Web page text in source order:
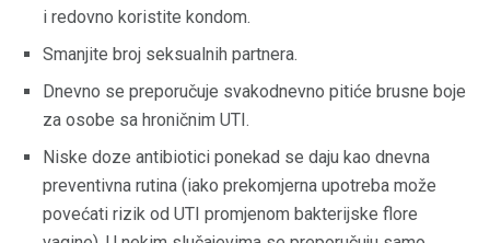
i redovno koristite kondom.
Smanjite broj seksualnih partnera.
Dnevno se preporučuje svakodnevno pitiće brusne boje
za osobe sa hroničnim UTI.
Niske doze antibiotici ponekad se daju kao dnevna
preventivna rutina (iako prekomjerna upotreba može
povećati rizik od UTI promjenom bakterijske flore